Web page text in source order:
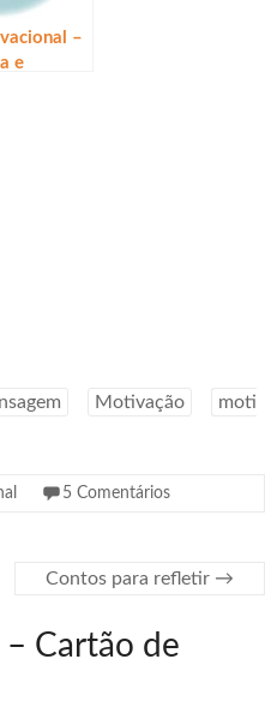
–
e
Motivação
moti
5 Comentários
Contos para refletir →
– Cartão de